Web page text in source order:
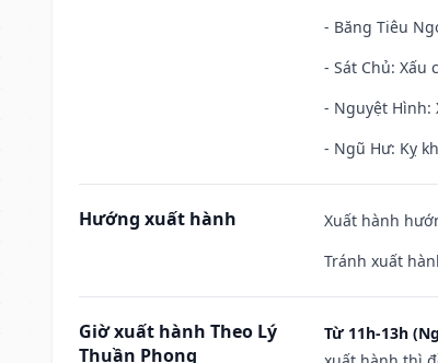
- Băng Tiêu
- Sát Chủ: Xấu
- Nguyệt Hình:
- Ngũ Hư: Kỵ
Hướng xuất hành
Xuất hành
Tránh xuất
Giờ xuất hành Theo Lý
Thuần Phong
Từ 11h-13h